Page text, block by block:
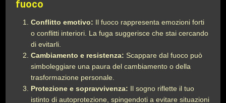
fuoco
Conflitto emotivo: Il fuoco rappresenta emozioni forti
o conflitti interiori. La fuga suggerisce che stai cercando
di evitarli.
Cambiamento e resistenza: Scappare dal fuoco può
simboleggiare una paura del cambiamento o della
trasformazione personale.
Protezione e sopravvivenza: Il sogno riflette il tuo
istinto di autoprotezione, spingendoti a evitare situazioni